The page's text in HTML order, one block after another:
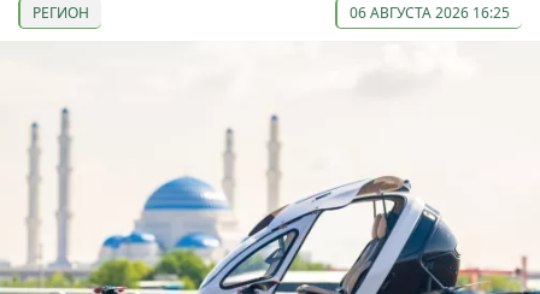
РЕГИОН 06 АВГУСТА 2026 16:25